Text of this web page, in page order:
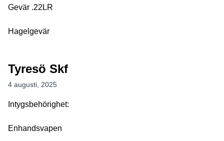
Gevär .22LR
Hagelgevär
Tyresö Skf
4 augusti, 2025
Intygsbehörighet:
Enhandsvapen